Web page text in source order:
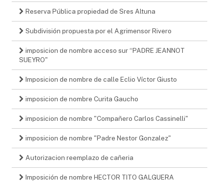
Reserva Pública propiedad de Sres Altuna
Subdivisión propuesta por el Agrimensor Rivero
imposicion de nombre acceso sur “PADRE JEANNOT
SUEYRO"
Imposicion de nombre de calle Eclio Víctor Giusto
imposicion de nombre Curita Gaucho
imposicion de nombre "Compañero Carlos Cassinelli"
imposicion de nombre "Padre Nestor Gonzalez"
Autorizacion reemplazo de cañeria
Imposición de nombre HECTOR TITO GALGUERA